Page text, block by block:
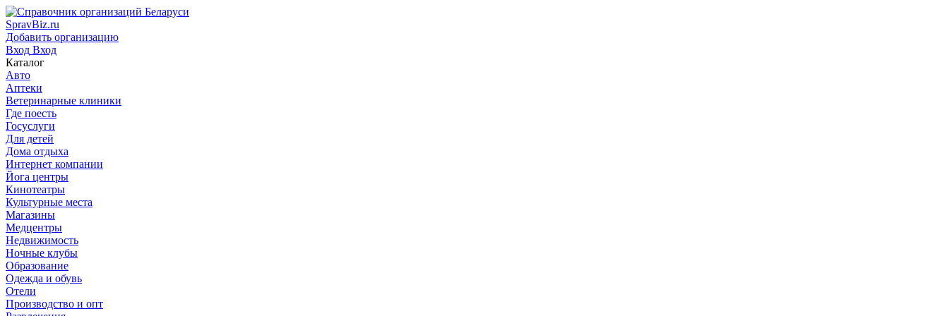
SpravBiz.ru
Добавить организацию
Вход Вход
Каталог
Авто
Аптеки
Ветеринарные клиники
Где поесть
Госуслуги
Для детей
Дома отдыха
Интернет компании
Йога центры
Кинотеатры
Культурные места
Магазины
Медцентры
Недвижимость
Ночные клубы
Образование
Одежда и обувь
Отели
Производство и опт